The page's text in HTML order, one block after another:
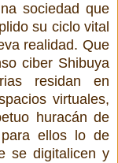
sociedad que
su ciclo vital
realidad. Que
ciber Shibuya
residan en
virtuales,
huracán de
ellos lo de
se digitalicen y